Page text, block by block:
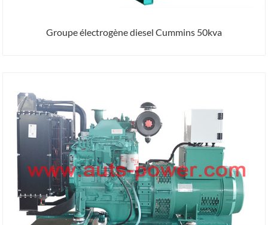
Groupe électrogène diesel Cummins 50kva